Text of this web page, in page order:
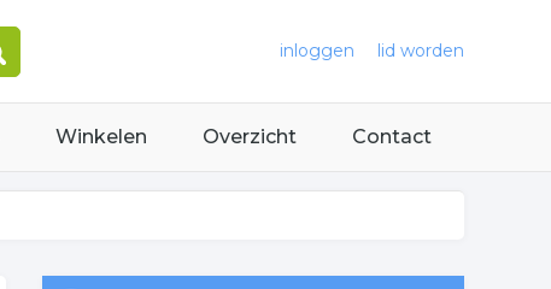
inloggen lid worden
Winkelen Overzicht Contact